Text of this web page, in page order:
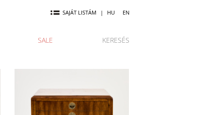
SAJÁT LISTÁM | HU EN
SALE KERESÉS